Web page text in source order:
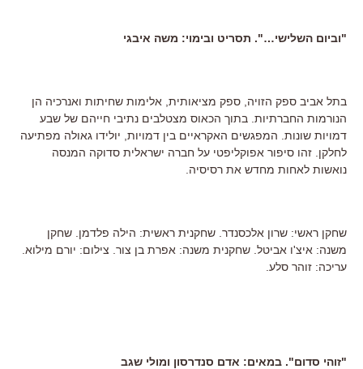
"וביום השלישי…". תסריט ובימוי: משה איבגי
בתל אביב ספק הזויה, ספק מציאותית, אלימות שחיתות ואנרכיה הן
הנורמות החברתיות. בתוך הכאוס מצטלבים נתיבי חייהם של שבע
דמויות שונות. המפגשים האקראיים בין דמויות, יולידו גאולה מפתיעה
לחלקן. זהו סיפור אפוקליפטי על חברה ישראלית סדוקה המנסה
נואשות לאחות מחדש את רסיסיה.
שחקן ראשי: שרון אלכסנדר. שחקנית ראשית: הילה פלדמן. שחקן
משנה: איצ'ו אביטל. שחקנית משנה: אפרת בן צור. צילום: יורם מילוא.
עריכה: זוהר סלע.
"זוהי סדום". במאים: אדם סנדרסון ומולי שגב